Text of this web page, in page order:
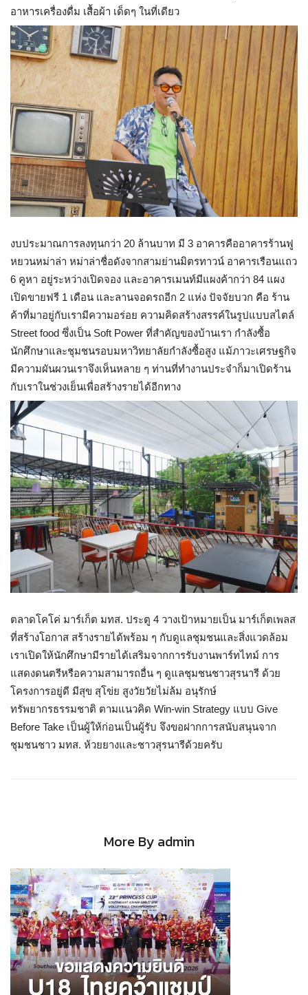
อาหารเครื่องดื่ม เสื้อผ้า เด็ดๆ ในที่เดียว
งบประมาณการลงทุนกว่า 20 ล้านบาท มี 3 อาคารคืออาคารร้านฟู
หยวนหม่าล่า หม่าล่าชื่อดังจากสามย่านมิตรทาวน์ อาคารเรือนแถว
6 คูหา อยู่ระหว่างเปิดจอง และอาคารเมนท์มีแผงค้ากว่า 84 แผง
เปิดขายฟรี 1 เดือน และลานจอดรถอีก 2 แห่ง ปัจจัยบวก คือ ร้าน
ค้าที่มาอยู่กับเรามีความอร่อย ความคิดสร้างสรรค์ในรูปแบบสไตล์
Street food ซึ่งเป็น Soft Power ที่สำคัญของบ้านเรา กำลังซื้อ
นักศึกษาและชุมชนรอบมหาวิทยาลัยกำลังซื้อสูง แม้ภาวะเศรษฐกิจ
มีความผันผวนเราจึงเห็นหลาย ๆ ท่านที่ทำงานประจำก็มาเปิดร้าน
กับเราในช่วงเย็นเพื่อสร้างรายได้อีกทาง
ตลาดโคโค่ มาร์เก็ต มทส. ประตู 4 วางเป้าหมายเป็น มาร์เก็ตเพลส
ที่สร้างโอกาส สร้างรายได้พร้อม ๆ กับดูแลชุมชนและสิ่งแวดล้อม
เราเปิดให้นักศึกษามีรายได้เสริมจากการรับงานพาร์ทไทม์ การ
แสดงดนตรีหรือความสามารถอื่น ๆ ดูแลชุมชนชาวสุรนารี ด้วย
โครงการอยู่ดี มีสุข สุโข่ย สูงวัยวัยไม่ล้ม อนุรักษ์
ทรัพยากรธรรมชาติ ตามแนวคิด Win-win Strategy แบบ Give
Before Take เป็นผู้ให้ก่อนเป็นผู้รับ จึงขอฝากการสนับสนุนจาก
ชุมชนชาว มทส. ห้วยยางและชาวสุรนารีด้วยครับ
More By admin